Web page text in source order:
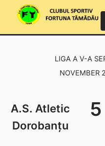
LIGA A V-A
NOVEMBER
A.S. Atletic
Dorobanțu
5